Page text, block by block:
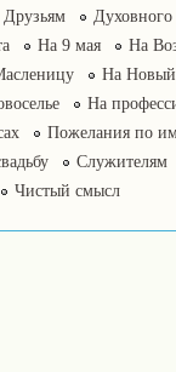
Друзьям Духовного
На 9 мая
На
На
На
Пожелания по
Служителям
Чистый смысл